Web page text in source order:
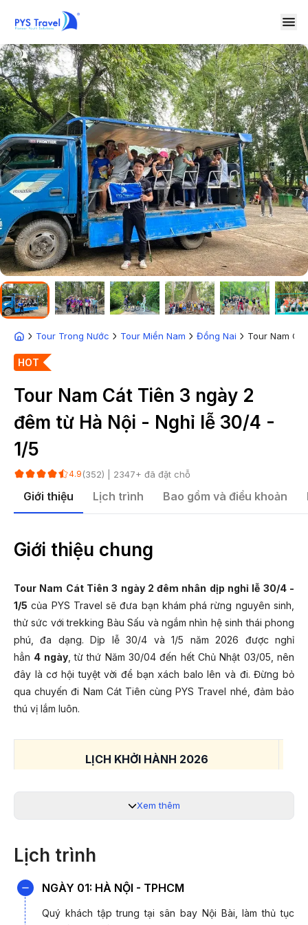
Tour Trong Nước Tour Miền Nam Đồng Nai Tour Nam
HOT
Tour Nam Cát Tiên 3 ngày 2
đêm từ Hà Nội - Nghỉ lễ 30/4 -
1/5
4.9 (352) | 2347+ đã đặt chỗ
Giới thiệu Lịch trình Bao gồm và điều khoản
Giới thiệu chung
Tour Nam Cát Tiên 3 ngày 2 đêm nhân dịp nghỉ lễ 30/4 -
1/5 của PYS Travel sẽ đưa bạn khám phá rừng nguyên sinh,
thử sức với trekking Bàu Sấu và ngắm nhìn hệ sinh thái phong
phú, đa dạng. Dịp lễ 30/4 và 1/5 năm 2026 được nghỉ
hẳn 4 ngày, từ thứ Năm 30/04 đến hết Chủ Nhật 03/05, nên
đây là cơ hội tuyệt vời để bạn xách balo lên và đi. Đừng bỏ
qua chuyến đi Nam Cát Tiên cùng PYS Travel nhé, đảm bảo
thú vị lắm luôn.
LỊCH KHỞI HÀNH 2026
29/04/2026; 30/04/2026; 01/05/2026
Lưu ý:
Quý khách liên hệ 19003440 để được hỗ trợ chi tiết.
Tour Nam Cát Tiên dịp lễ 30/4 - 1/5 là một
Xem thêm
Lịch trình
NGÀY 01: HÀ NỘI - TPHCM
Quý khách tập trung tại sân bay Nội Bài, làm thủ tục